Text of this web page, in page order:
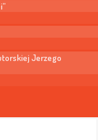
Jerzego